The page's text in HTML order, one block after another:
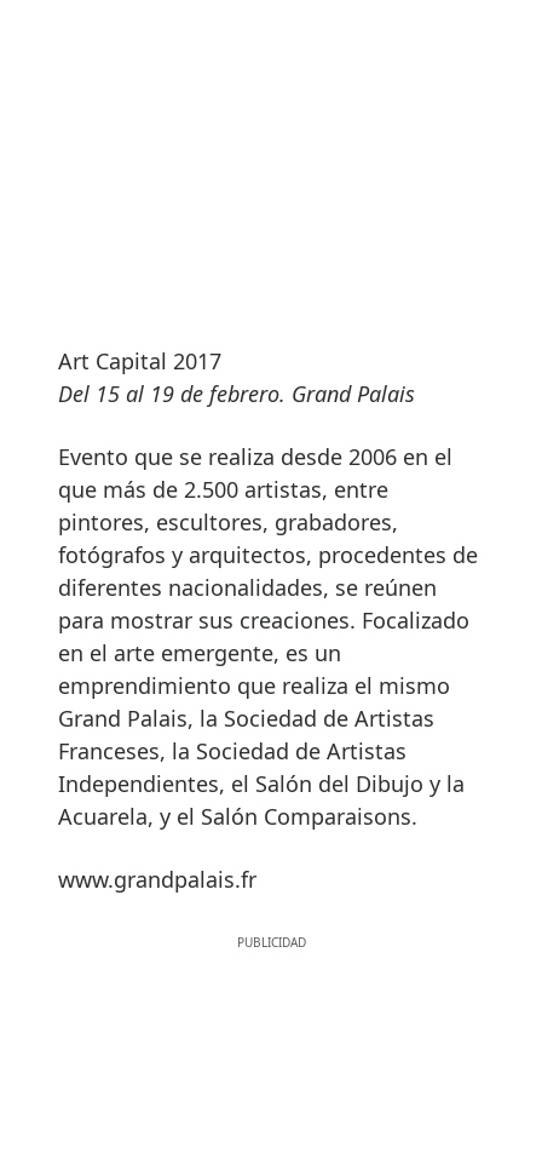
Art Capital 2017
Del 15 al 19 de febrero. Grand Palais
Evento que se realiza desde 2006 en el
que más de 2.500 artistas, entre
pintores, escultores, grabadores,
fotógrafos y arquitectos, procedentes de
diferentes nacionalidades, se reúnen
para mostrar sus creaciones. Focalizado
en el arte emergente, es un
emprendimiento que realiza el mismo
Grand Palais, la Sociedad de Artistas
Franceses, la Sociedad de Artistas
Independientes, el Salón del Dibujo y la
Acuarela, y el Salón Comparaisons.
www.grandpalais.fr